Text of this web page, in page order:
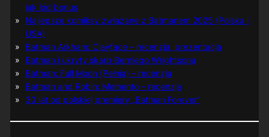
jak lód bonus
Najlepsze komiksy związane z Batmanem 2025 (Polska i
USA)
Batman Arkham: Clayface – recenzja, prezentacja
Batman i ukryty skarb Berniego Wrightsona
Batman: Full Moon (Pełnia) – recenzja
Batman and Robin: Memento – recenzja
30 lat od polskiej premiery „Batman Forever”